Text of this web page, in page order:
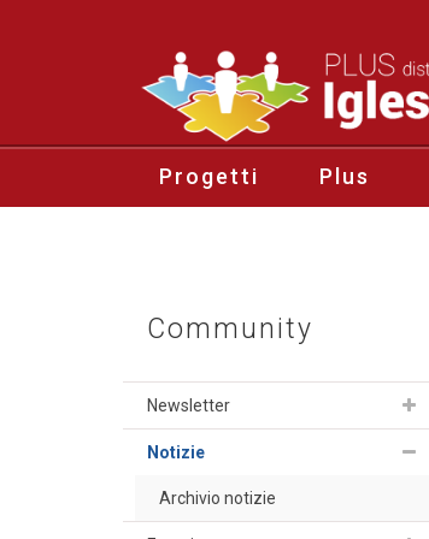
Progetti Plus
Community
Newsletter
Notizie
Archivio notizie